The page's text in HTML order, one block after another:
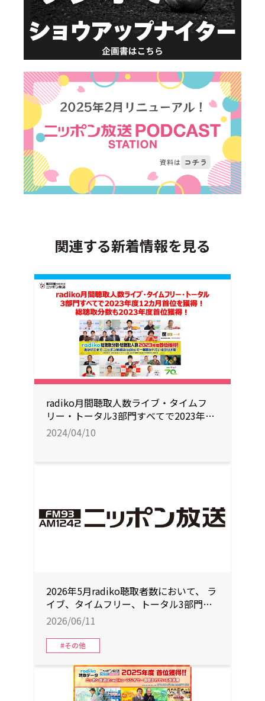
関連する新着情報を見る
radiko月間聴取人数ライブ・タイムフ
リー・トータル3部門すべてで2023年度
12カ月首位を獲得！総聴取分数も2023
年度首位獲得！
2024/04/10
2026年5月radiko聴取者数において、 ラ
イブ、タイムフリー、トータル3部門す
べてで首位獲得！ 総聴取分数もエリア
内首位を獲得！
2026/06/11
#その他